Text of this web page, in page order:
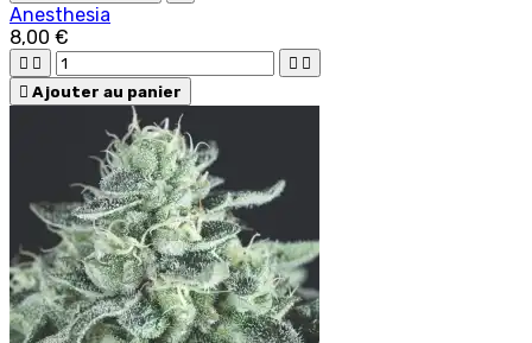
Anesthesia
8,00 €
   
 Ajouter au panier